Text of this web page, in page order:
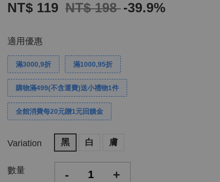
NT$ 119 NT$ 198 -39.9%
適用優惠
滿3000,9折 滿1000,95折
購物滿499(不含運費)送小禮物1件
全館消費每20元贈1元回饋金
Variation 黑 白 膚
數量 - +